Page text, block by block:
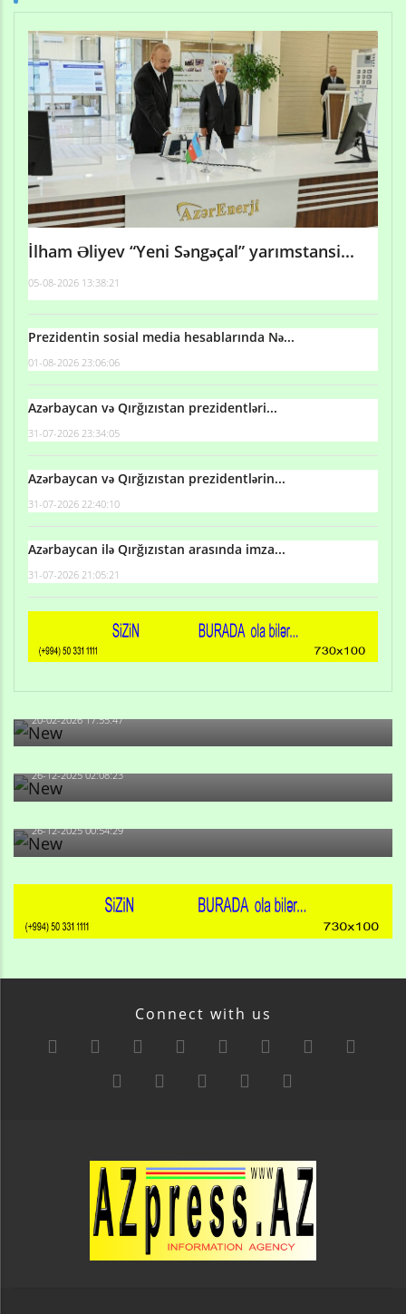
İlham Əliyev “Yeni Səngəçal” yarımstansi...
05-08-2026 13:38:21
Prezidentin sosial media hesablarında Nə...
01-08-2026 23:06:06
Azərbaycan və Qırğızıstan prezidentləri...
31-07-2026 23:34:05
Azərbaycan və Qırğızıstan prezidentlərin...
31-07-2026 22:40:10
Azərbaycan ilə Qırğızıstan arasında imza...
31-07-2026 21:05:21
Qulu Məhərrəmli: Sosial şəbəkələrdə söyüş niyə artıb?
20-02-2026 17:55:47
Məni bura NAZİR GÖNDƏRİB - 1937-ci ildən fəaliyyətdə
olan və...
26-12-2025 02:08:23
-Ay qız, sən məhkəməni udmayacaqsan... Sən bilirsən
də, məni...
26-12-2025 00:54:29
Connect with us